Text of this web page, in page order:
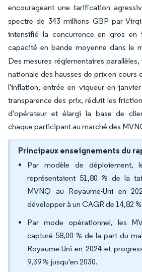
encourageant une tarification
spectre de 343 millions GBP par
intensifié la concurrence en gros en
capacité en bande moyenne dans le
Des mesures réglementaires
nationale des hausses de prix en cours
l'inflation, entrée en vigueur en
transparence des prix, réduit les
d'opérateur et élargi la base de
chaque participant au marché des
Principaux enseignements du
Par modèle de déploiement,
représentaient 51,80 % de la
MVNO au Royaume-Uni en
développer à un CAGR de 14,82
Par mode opérationnel, les
capturé 58,00 % de la part du
Royaume-Uni en 2024 et
9,39 % jusqu'en 2030.